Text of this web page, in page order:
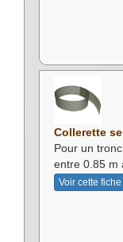
Collerette
Pour un
entre 0.85 m
Voir cette